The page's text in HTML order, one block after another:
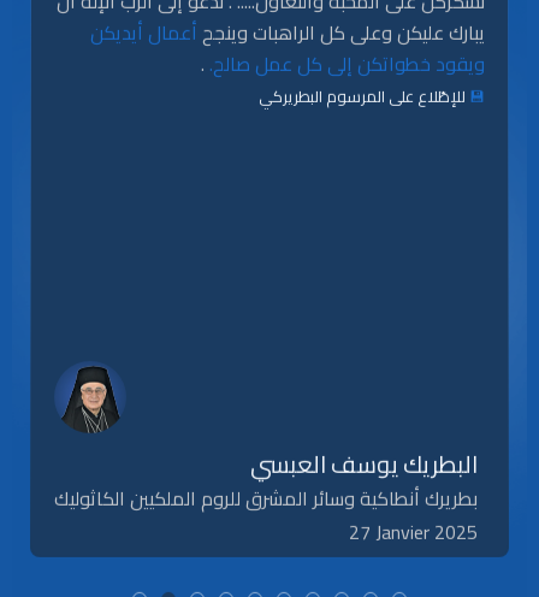
يبارك عليكن وعلى كل الراهبات وينجحأعمال أيديكن
ويقود خطواتكن إلى كل عمل صالح. .
💾 للإطّلاع على المرسوم البطريركي
البطريك يوسف العبسي
بطريرك أنطاكية وسائر المشرق للروم الملكيين الكاثوليك
27 Janvier 2025